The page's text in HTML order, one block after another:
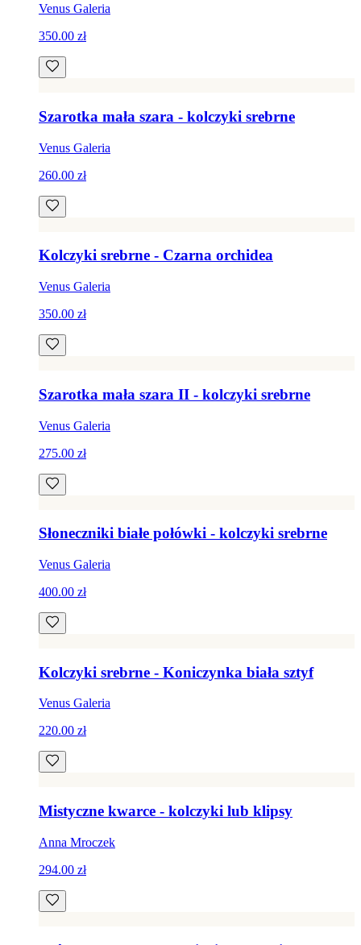
Venus Galeria
350.00 zł
Szarotka mała szara - kolczyki srebrne
Venus Galeria
260.00 zł
Kolczyki srebrne - Czarna orchidea
Venus Galeria
350.00 zł
Szarotka mała szara II - kolczyki srebrne
Venus Galeria
275.00 zł
Słoneczniki białe połówki - kolczyki srebrne
Venus Galeria
400.00 zł
Kolczyki srebrne - Koniczynka biała sztyf
Venus Galeria
220.00 zł
Mistyczne kwarce - kolczyki lub klipsy
Anna Mroczek
294.00 zł